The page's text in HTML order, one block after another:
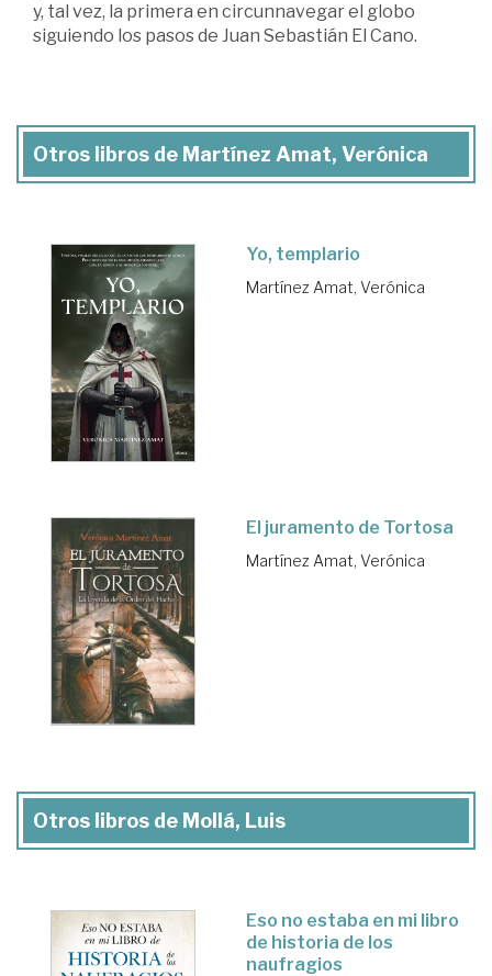
y, tal vez, la primera en circunnavegar el globo
siguiendo los pasos de Juan Sebastián El Cano.
Otros libros de Martínez Amat, Verónica
Yo, templario
Martínez Amat, Verónica
El juramento de Tortosa
Martínez Amat, Verónica
Otros libros de Mollá, Luis
Eso no estaba en mi libro
de historia de los
naufragios